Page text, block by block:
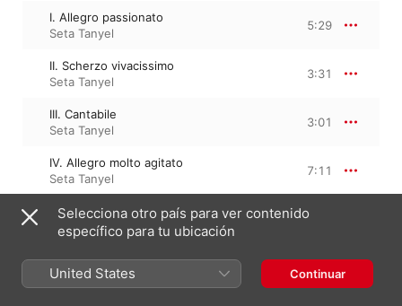
I. Allegro passionato
Seta Tanyel
5:29
II. Scherzo vivacissimo
Seta Tanyel
3:31
III. Cantabile
Seta Tanyel
3:01
IV. Allegro molto agitato
Seta Tanyel
7:11
31 de diciembre de 1992
4 pistas, 19 minutos
℗ 2002 Hyperion Records Limited
Selecciona otro país para ver contenido
específico para tu ubicación
United States Continuar